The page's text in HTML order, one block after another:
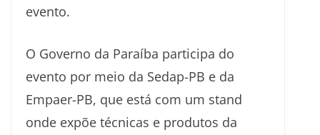
evento.
O Governo da Paraíba participa do
evento por meio da Sedap-PB e da
Empaer-PB, que está com um stand
onde expõe técnicas e produtos da